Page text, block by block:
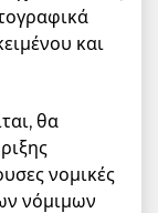
και
θα
νομικές
νόμιμων